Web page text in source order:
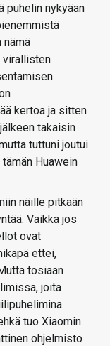
puhelin nykyään
virallisten
kertoa ja sitten
takaisin
tuttuni joutui
tämän Huawein
näille pitkään
Vaikka jos
ovat
ettei,
tosiaan
joita
tuo Xiaomin
ohjelmisto